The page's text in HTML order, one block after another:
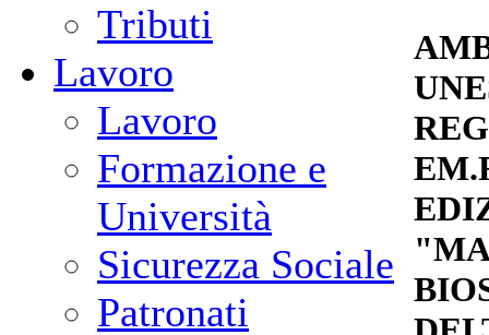
Tributi
Lavoro
Lavoro
Formazione e
Università
Sicurezza Sociale
Patronati